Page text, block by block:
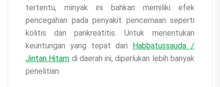
tertentu, minyak ini bahkan memiliki efek
pencegahan pada penyakit pencernaan seperti
kolitis dan pankreatitis. Untuk menentukan
keuntungan yang tepat dari Habbatussauda /
Jintan Hitam di daerah ini, diperlukan lebih banyak
penelitian.